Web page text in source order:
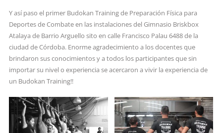
Y así paso el primer Budokan Training de Preparación Física para
Deportes de Combate en las instalaciones del Gimnasio Briskbox
Atalaya de Barrio Arguello sito en calle Francisco Palau 6488 de la
ciudad de Córdoba. Enorme agradecimiento a los docentes que
brindaron sus conocimientos y a todos los participantes que sin
importar su nivel o experiencia se acercaron a vivir la experiencia de
un Budokan Training!!